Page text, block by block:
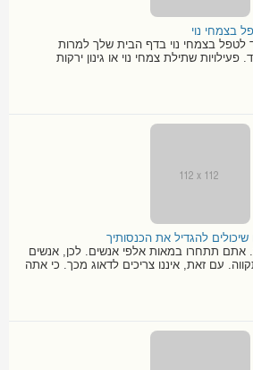
בצמחי נוי
לטפל בצמחי נוי בדף הבית שלך למרות
שתילת צמחי נוי או גינון ירקות
אתם תתחרו במאות אלפי אנשים. לכן, אנשים
עם זאת, איננו צריכים לדאוג מכך. כי אתה